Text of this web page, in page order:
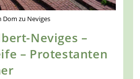
Dom zu Neviges
Neviges –
– Protestanten